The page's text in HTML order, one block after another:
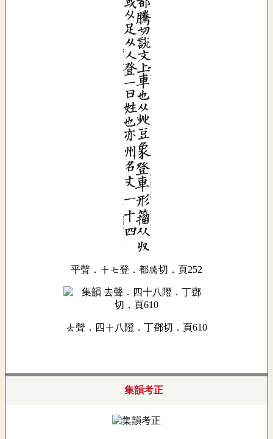
平聲．十七登．都騰切．頁252
去聲．四十八隥．丁鄧切．頁610
集韻考正